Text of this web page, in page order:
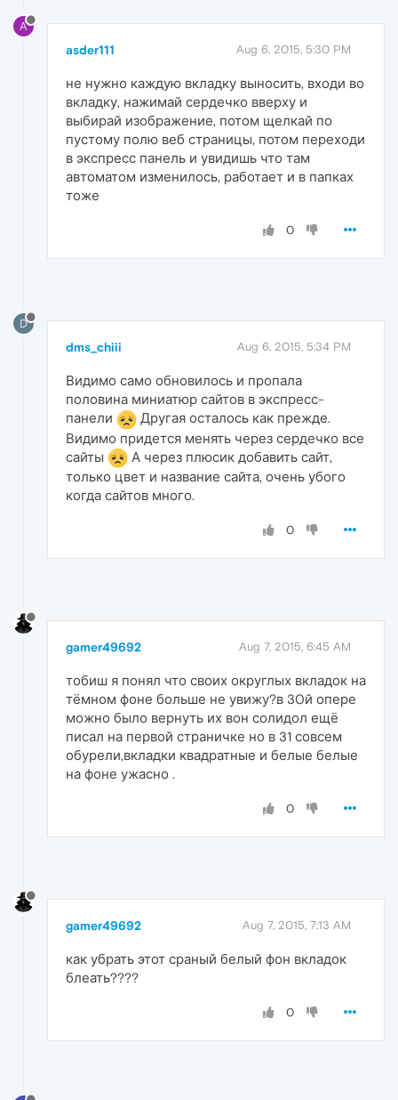
A
asder111 Aug 6, 2015, 5:30 PM
не нужно каждую вкладку выносить, входи во
вкладку, нажимай сердечко вверху и
выбирай изображение, потом щелкай по
пустому полю веб страницы, потом переходи
в экспресс панель и увидишь что там
автоматом изменилось, работает и в папках
тоже
0
D
dms_chiii Aug 6, 2015, 5:34 PM
Видимо само обновилось и пропала
половина миниатюр сайтов в экспресс-
панели
Другая осталось как прежде.
Видимо придется менять через сердечко все
сайты
А через плюсик добавить сайт,
только цвет и название сайта, очень убого
когда сайтов много.
0
gamer49692 Aug 7, 2015, 6:45 AM
тобиш я понял что своих округлых вкладок на
тёмном фоне больше не увижу?в 30й опере
можно было вернуть их вон солидол ещё
писал на первой страничке но в 31 совсем
обурели,вкладки квадратные и белые белые
на фоне ужасно .
0
gamer49692 Aug 7, 2015, 7:13 AM
как убрать этот сраный белый фон вкладок
блеать????
0